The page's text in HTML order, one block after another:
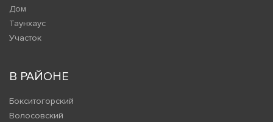
Дом
Таунхаус
Участок
В РАЙОНЕ
Бокситогорский
Волосовский